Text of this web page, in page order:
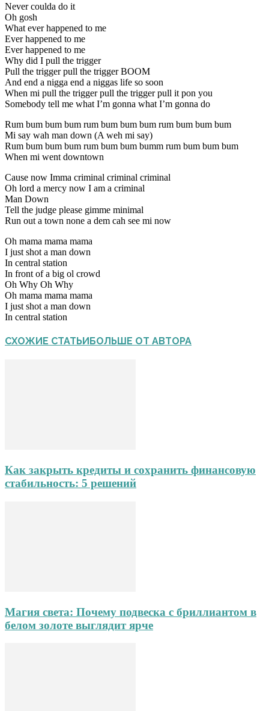
Never coulda do it
Oh gosh
What ever happened to me
Ever happened to me
Ever happened to me
Why did I pull the trigger
Pull the trigger pull the trigger BOOM
And end a nigga end a niggas life so soon
When mi pull the trigger pull the trigger pull it pon you
Somebody tell me what I’m gonna what I’m gonna do
Rum bum bum bum rum bum bum bum rum bum bum bum
Mi say wah man down (A weh mi say)
Rum bum bum bum rum bum bum bumm rum bum bum bum
When mi went downtown
Cause now Imma criminal criminal criminal
Oh lord a mercy now I am a criminal
Man Down
Tell the judge please gimme minimal
Run out a town none a dem cah see mi now
Oh mama mama mama
I just shot a man down
In central station
In front of a big ol crowd
Oh Why Oh Why
Oh mama mama mama
I just shot a man down
In central station
СХОЖИЕ СТАТЬИБОЛЬШЕ ОТ АВТОРА
Как закрыть кредиты и сохранить финансовую
стабильность: 5 решений
Магия света: Почему подвеска с бриллиантом в
белом золоте выглядит ярче